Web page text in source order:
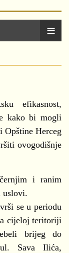
≡
efikasnost,
kako bi mogli
Opštine Herceg
ovogodišnje
i ranim
uslovi.
se u periodu
cijeloj teritoriji
brijeg do
Sava Ilića,